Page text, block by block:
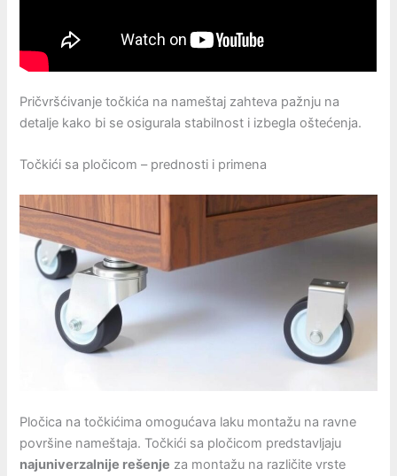
Pričvršćivanje točkića na nameštaj zahteva pažnju na
detalje kako bi se osigurala stabilnost i izbegla oštećenja.
Točkići sa pločicom – prednosti i primena
Pločica na točkićima omogućava laku montažu na ravne
površine nameštaja. Točkići sa pločicom predstavljaju
najuniverzalnije rešenje za montažu na različite vrste